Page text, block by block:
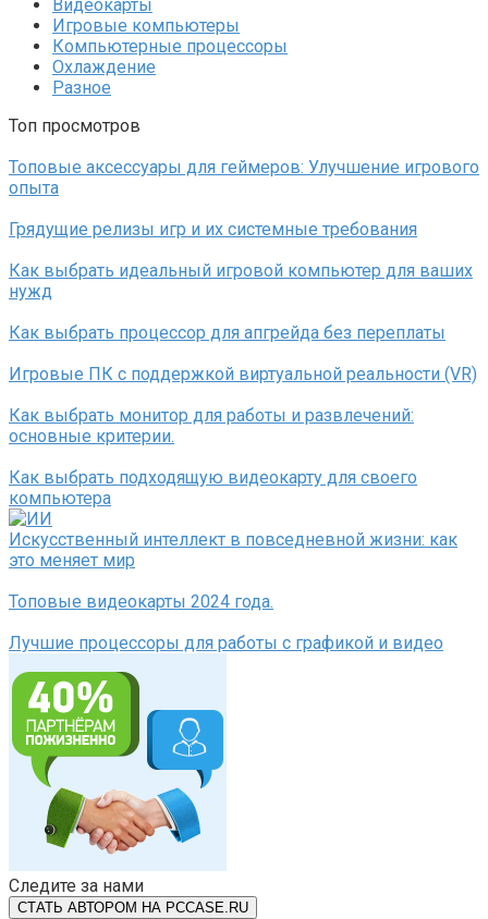
Видеокарты
Игровые компьютеры
Компьютерные процессоры
Охлаждение
Разное
Топ просмотров
Топовые аксессуары для геймеров: Улучшение игрового
опыта
Грядущие релизы игр и их системные требования
Как выбрать идеальный игровой компьютер для ваших
нужд
Как выбрать процессор для апгрейда без переплаты
Игровые ПК с поддержкой виртуальной реальности (VR)
Как выбрать монитор для работы и развлечений:
основные критерии.
Как выбрать подходящую видеокарту для своего
компьютера
Искусственный интеллект в повседневной жизни: как
это меняет мир
Топовые видеокарты 2024 года.
Лучшие процессоры для работы с графикой и видео
Следите за нами
СТАТЬ АВТОРОМ НА PCCASE.RU